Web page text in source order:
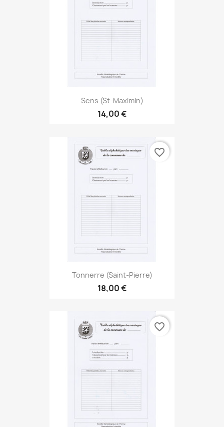
Sens (St-Maximin)
14,00 €
Tonnerre (Saint-Pierre)
18,00 €
favorite_border
favorite_border